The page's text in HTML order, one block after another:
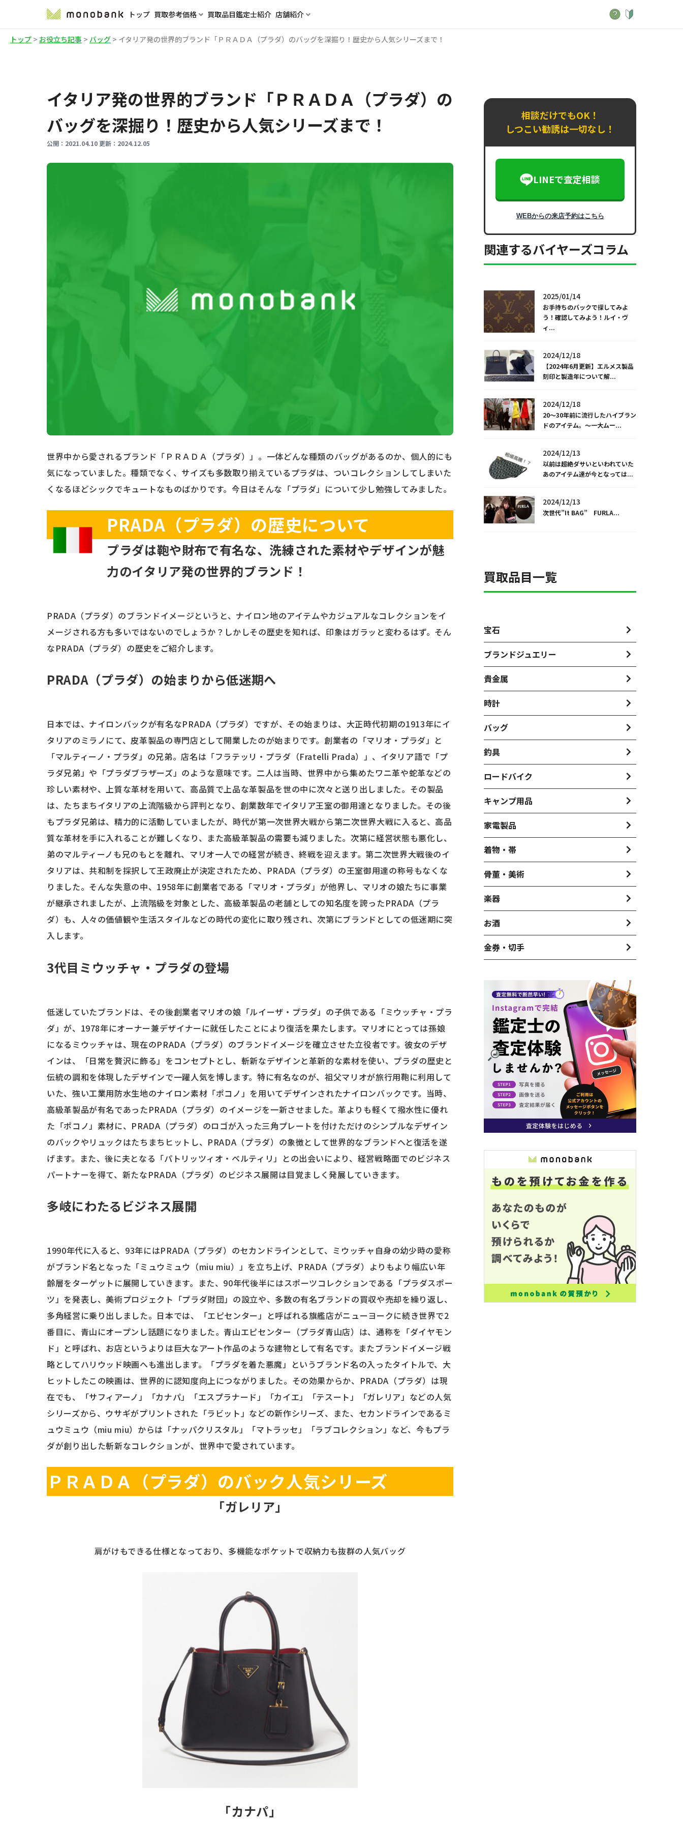
トップ 買取参考価格 買取品目鑑定士紹介 店舗紹介
トップ > お役立ち記事 > バッグ > イタリア発の世界的ブランド「ＰＲＡＤＡ（プラダ）のバッグを深掘り！歴史から人気シリーズまで！
イタリア発の世界的ブランド「ＰＲＡＤＡ（プラダ）の
バッグを深掘り！歴史から人気シリーズまで！
公開： 2021.04.10 更新： 2024.12.05
世界中から愛されるブランド「ＰＲＡＤＡ（プラダ）」。一体どんな種類のバッグがあるのか、個人的にも
気になっていました。種類でなく、サイズも多数取り揃えているプラダは、ついコレクションしてしまいた
くなるほどシックでキュートなものばかりです。今日はそんな「プラダ」について少し勉強してみました。
PRADA（プラダ）の歴史について
プラダは鞄や財布で有名な、洗練された素材やデザインが魅
力のイタリア発の世界的ブランド！
PRADA（プラダ）のブランドイメージというと、ナイロン地のアイテムやカジュアルなコレクションをイ
メージされる方も多いではないのでしょうか？しかしその歴史を知れば、印象はガラッと変わるはず。そん
なPRADA（プラダ）の歴史をご紹介します。
PRADA（プラダ）の始まりから低迷期へ
日本では、ナイロンバックが有名なPRADA（プラダ）ですが、その始まりは、大正時代初期の1913年にイ
タリアのミラノにて、皮革製品の専門店として開業したのが始まりです。創業者の「マリオ・プラダ」と
「マルティーノ・プラダ」の兄弟。店名は「フラテッリ・プラダ（Fratelli Prada）」、イタリア語で「プ
ラダ兄弟」や「プラダブラザーズ」のような意味です。二人は当時、世界中から集めたワニ革や蛇革などの
珍しい素材や、上質な革材を用いて、高品質で上品な革製品を世の中に次々と送り出しました。その製品
は、たちまちイタリアの上流階級から評判となり、創業数年でイタリア王室の御用達となりました。その後
もプラダ兄弟は、精力的に活動していましたが、時代が第一次世界大戦から第二次世界大戦に入ると、高品
質な革材を手に入れることが難しくなり、また高級革製品の需要も減りました。次第に経営状態も悪化し、
弟のマルティーノも兄のもとを離れ、マリオ一人での経営が続き、終戦を迎えます。第二次世界大戦後のイ
タリアは、共和制を採択して王政廃止が決定されたため、PRADA（プラダ）の王室御用達の称号もなくな
りました。そんな失意の中、1958年に創業者である「マリオ・プラダ」が他界し、マリオの娘たちに事業
が継承されましたが、上流階級を対象とした、高級革製品の老舗としての知名度を誇ったPRADA（プラ
ダ）も、人々の価値観や生活スタイルなどの時代の変化に取り残され、次第にブランドとしての低迷期に突
入します。
3代目ミウッチャ・プラダの登場
低迷していたブランドは、その後創業者マリオの娘「ルイーザ・プラダ」の子供である「ミウッチャ・プラ
ダ」が、1978年にオーナー兼デザイナーに就任したことにより復活を果たします。マリオにとっては孫娘
になるミウッチャは、現在のPRADA（プラダ）のブランドイメージを確立させた立役者です。彼女のデザ
インは、「日常を贅沢に飾る」をコンセプトとし、斬新なデザインと革新的な素材を使い、プラダの歴史と
伝統の調和を体現したデザインで一躍人気を博します。特に有名なのが、祖父マリオが旅行用鞄に利用して
いた、強い工業用防水生地のナイロン素材「ポコノ」を用いてデザインされたナイロンバックです。当時、
高級革製品が有名であったPRADA（プラダ）のイメージを一新させました。革よりも軽くて撥水性に優れ
た「ポコノ」素材に、PRADA（プラダ）のロゴが入った三角プレートを付けただけのシンプルなデザイン
のバックやリュックはたちまちヒットし、PRADA（プラダ）の象徴として世界的なブランドへと復活を遂
げます。また、後に夫となる「パトリッツィオ・ベルティリ」との出会いにより、経営戦略面でのビジネス
パートナーを得て、新たなPRADA（プラダ）のビジネス展開は目覚ましく発展していきます。
多岐にわたるビジネス展開
1990年代に入ると、93年にはPRADA（プラダ）のセカンドラインとして、ミウッチャ自身の幼少時の愛称
がブランド名となった「ミュウミュウ（miu miu）」を立ち上げ、PRADA（プラダ）よりもより幅広い年
齢層をターゲットに展開していきます。また、90年代後半にはスポーツコレクションである「プラダスポー
ツ」を発表し、美術プロジェクト「プラダ財団」の設立や、多数の有名ブランドの買収や売却を繰り返し、
多角経営に乗り出しました。日本では、「エピセンター」と呼ばれる旗艦店がニューヨークに続き世界で2
番目に、青山にオープンし話題になりました。青山エピセンター（プラダ青山店）は、通称を「ダイヤモン
ド」と呼ばれ、お店というよりは巨大なアート作品のような建物として有名です。またブランドイメージ戦
略としてハリウッド映画へも進出します。「プラダを着た悪魔」というブランド名の入ったタイトルで、大
ヒットしたこの映画は、世界的に認知度向上につながりました。その効果からか、PRADA（プラダ）は現
在でも、「サフィアーノ」「カナパ」「エスプラナード」「カイエ」「テスート」「ガレリア」などの人気
シリーズから、ウサギがプリントされた「ラビット」などの新作シリーズ、また、セカンドラインであるミ
ュウミュウ（miu miu）からは「ナッパクリスタル」「マトラッセ」「ラブコレクション」など、今もプラ
ダが創り出した斬新なコレクションが、世界中で愛されています。
ＰＲＡＤＡ（プラダ）のバック人気シリーズ
「ガレリア」
肩がけもできる仕様となっており、多機能なポケットで収納力も抜群の人気バッグ
「カナパ」
相談だけでもOK！
しつこい勧誘は一切なし！
LINEで査定相談
WEBからの来店予約はこちら
関連するバイヤーズコラム
2025/01/14
お手持ちのバックで探してみよ
う！確認してみよう！ルイ・ヴ
ィ...
2024/12/18
【2024年6月更新】エルメス製品
刻印と製造年について解...
2024/12/18
20～30年前に流行したハイブラン
ドのアイテム。～一大ムー...
2024/12/13
以前は超絶ダサいといわれていた
あのアイテム達が今となっては...
2024/12/13
次世代”It BAG” FURLA...
買取品目一覧
宝石
ブランドジュエリー
貴金属
時計
バッグ
釣具
ロードバイク
キャンプ用品
家電製品
着物・帯
骨董・美術
楽器
お酒
金券・切手